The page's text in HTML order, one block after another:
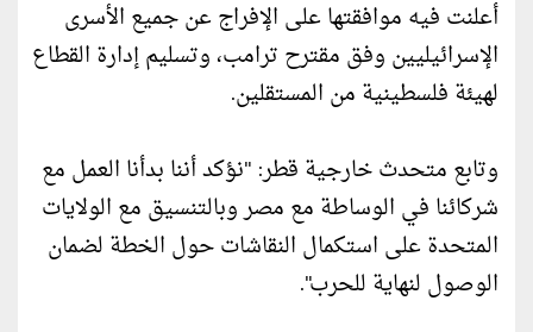
أعلنت فيه موافقتها على الإفراج عن جميع الأسرى
الإسرائيليين وفق مقترح ترامب، وتسليم إدارة القطاع
لهيئة فلسطينية من المستقلين.
وتابع متحدث خارجية قطر: "نؤكد أننا بدأنا العمل مع
شركائنا في الوساطة مع مصر وبالتنسيق مع الولايات
المتحدة على استكمال النقاشات حول الخطة لضمان
الوصول لنهاية للحرب".